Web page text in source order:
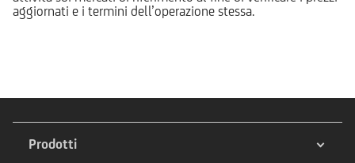
aggiornati e i termini dell’operazione stessa.
Prodotti